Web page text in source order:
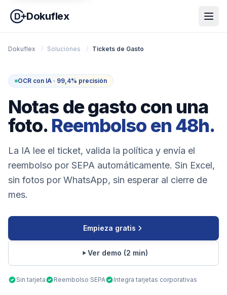
Dokuflex
Dokuflex / Soluciones / Tickets de Gasto
OCR con IA · 99,4% precisión
Notas de gasto con una
foto. Reembolso en 48h.
La IA lee el ticket, valida la política y envía el
reembolso por SEPA automáticamente. Sin Excel,
sin fotos por WhatsApp, sin esperar al cierre de
mes.
Empieza gratis
Ver demo (2 min)
Sin tarjeta Reembolso SEPA Integra tarjetas corporativas